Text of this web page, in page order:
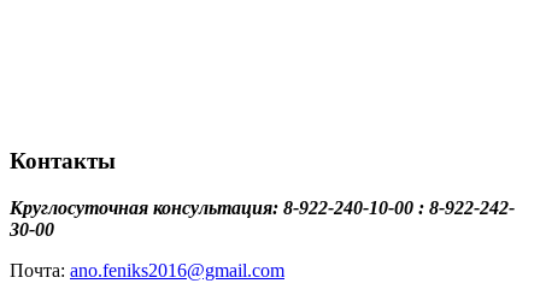
Контакты
Круглосуточная консультация: 8-922-240-10-00 : 8-922-242-
30-00
Почта: ano.feniks2016@gmail.com